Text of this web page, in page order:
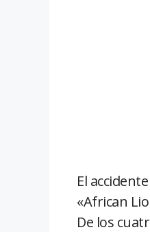
El
«African
De los